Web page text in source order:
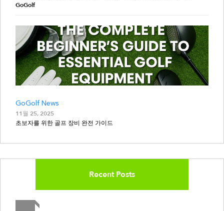
GoGolf
GoGolf News
11월 25, 2025
초보자를 위한 골프 장비 완전 가이드
Recent Posts